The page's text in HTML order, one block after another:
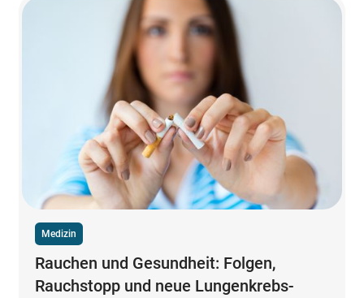
Medizin
Rauchen und Gesundheit: Folgen,
Rauchstopp und neue Lungenkrebs-